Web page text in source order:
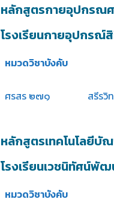
หลักสูตรกายอุปกรณ
โรงเรียนกายอุปกรณ์
หมวดวิชาบังคับ
ศรสร ๒๗๑ สรีรวิ
หลักสูตรเทคโนโลยีบั
โรงเรียนเวชนิทัศน์พัฒ
หมวดวิชาบังคับ